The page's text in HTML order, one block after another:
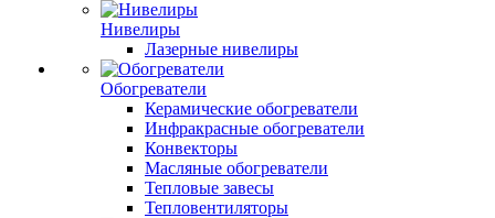
Нивелиры
Лазерные нивелиры
Обогреватели
Керамические обогреватели
Инфракрасные обогреватели
Конвекторы
Масляные обогреватели
Тепловые завесы
Тепловентиляторы